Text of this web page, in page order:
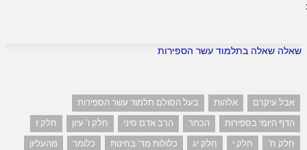
שאלה שאלה בתלמוד עשר הספירות
אבל עיקרם אלהות
בעל הסולם תלמוד עשר הספירות
הדף היומי בספירות
הכתר הרב אדם סיני חלק ו' עיון
חלק ז
חלק ח'
חלק י חלק יג כלולות מד' בחינות כלומר
מהעליון